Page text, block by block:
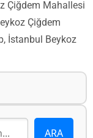
Çiğdem Mahallesi
Çiğdem
İstanbul Beykoz